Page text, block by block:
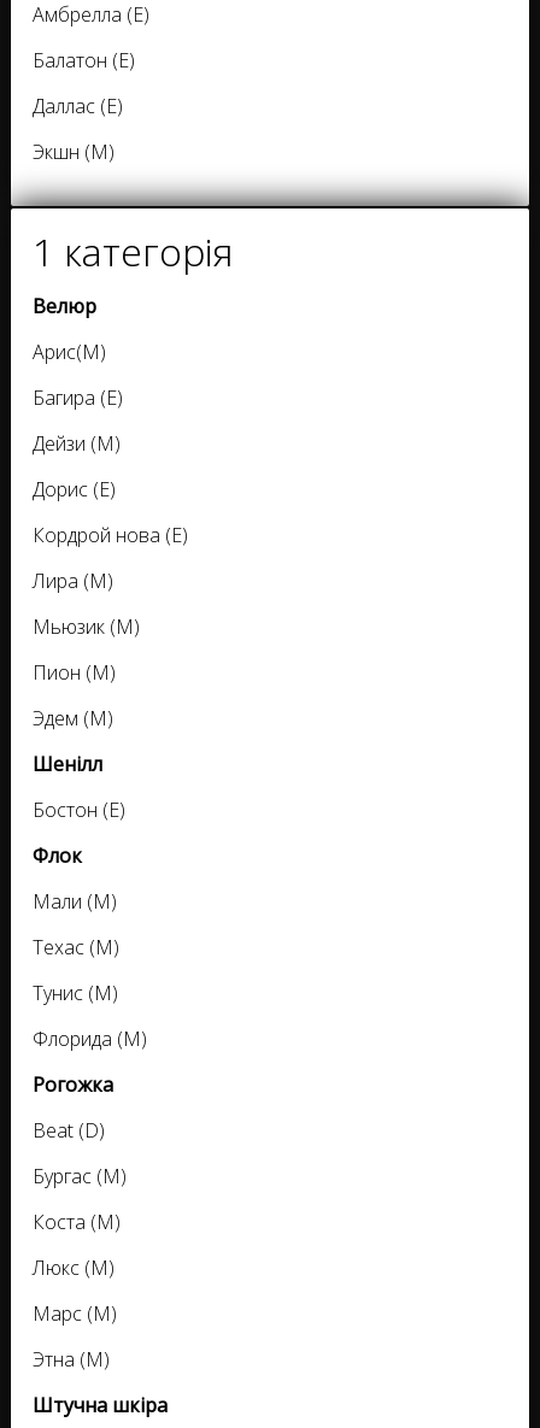
Амбрелла (Е)
Балатон (Е)
Даллас (Е)
Экшн (М)
1 категорія
Велюр
Арис(М)
Багира (Е)
Дейзи (М)
Дорис (Е)
Кордрой нова (Е)
Лира (М)
Мьюзик (М)
Пион (М)
Эдем (М)
Шенілл
Бостон (Е)
Флок
Мали (М)
Техас (М)
Тунис (М)
Флорида (М)
Рогожка
Beat (D)
Бургас (M)
Коста (M)
Люкс (M)
Марс (M)
Этна (М)
Штучна шкіра